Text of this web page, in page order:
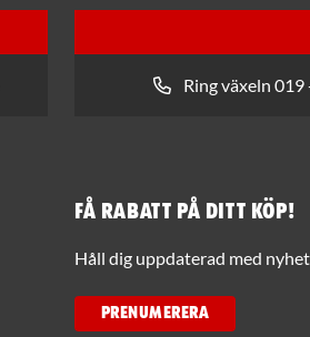
Ring växeln 019
Få rabatt på ditt köp!
Håll dig uppdaterad med
PRENUMERERA